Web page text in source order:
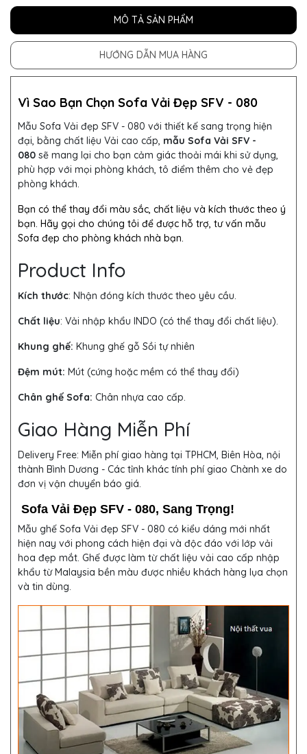
MÔ TẢ SẢN PHẨM
HƯỚNG DẪN MUA HÀNG
Vì Sao Bạn Chọn Sofa Vải Đẹp SFV - 080
Mẫu Sofa Vải đẹp SFV - 080 với thiết kế sang trọng hiện
đại, bằng chất liệu Vải cao cấp, mẫu Sofa Vải SFV -
080 sẽ mang lại cho bạn cảm giác thoải mái khi sử dụng,
phù hợp với mọi phòng khách, tô điểm thêm cho vẻ đẹp
phòng khách.
Bạn có thể thay đổi màu sắc, chất liệu và kích thước theo ý
bạn. Hãy gọi cho chúng tôi để được hỗ trợ, tư vấn mẫu
Sofa đẹp cho phòng khách nhà bạn.
Product Info
Kích thước: Nhận đóng kích thước theo yêu cầu.
Chất liệu: Vải nhập khẩu INDO (có thể thay đổi chất liệu).
Khung ghế: Khung ghế gỗ Sồi tự nhiên
Đệm mút: Mút (cứng hoặc mềm có thể thay đổi)
Chân ghế Sofa: Chân nhựa cao cấp.
Giao Hàng Miễn Phí
Delivery Free: Miễn phí giao hàng tại TPHCM, Biên Hòa, nội
thành Bình Dương - Các tỉnh khác tính phí giao Chành xe do
đơn vị vận chuyển báo giá.
Sofa Vải Đẹp SFV - 080, Sang Trọng!
Mẫu ghế Sofa Vải đẹp SFV - 080 có kiểu dáng mới nhất
hiện nay với phong cách hiện đại và độc đáo với lớp vải
hoa đẹp mắt. Ghế được làm từ chất liệu vải cao cấp nhập
khẩu từ Malaysia bền màu được nhiều khách hàng lụa chọn
và tin dùng.